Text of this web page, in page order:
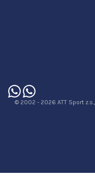
© 2002 - 2026 ATT Sport